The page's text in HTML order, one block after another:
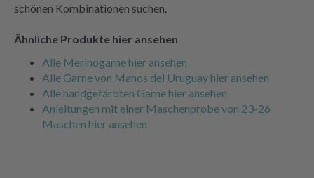
schönen Kombinationen suchen.
Ähnliche Produkte hier ansehen
Alle Merinogarne hier ansehen
Alle Garne von Manos del Uruguay hier ansehen
Alle handgefärbten Garne hier ansehen
Anleitungen mit einer Maschenprobe von 23-26
Maschen hier ansehen